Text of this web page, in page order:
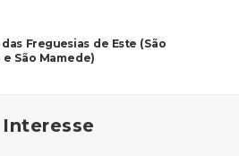
Freguesias de Este (São
e São Mamede)